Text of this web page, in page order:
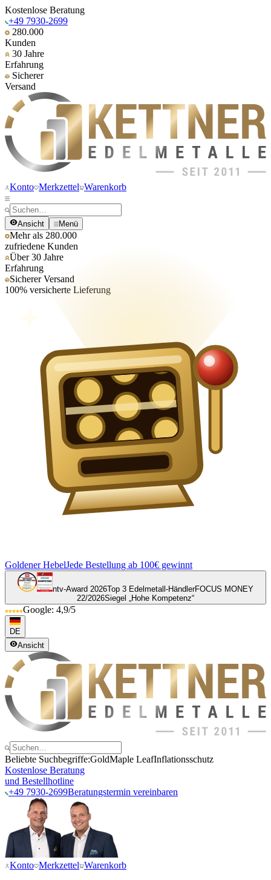
Kostenlose Beratung
+49 7930-2699
280.000
Kunden
30 Jahre
Erfahrung
Sicherer
Versand
Konto Merkzettel Warenkorb
Ansicht Menü
Mehr als 280.000
zufriedene Kunden
Über 30 Jahre
Erfahrung
Sicherer Versand
100% versicherte Lieferung
Goldener HebelJede Bestellung ab 100€ gewinnt
ntv-Award 2026Top 3 Edelmetall-HändlerFOCUS MONEY
22/2026Siegel „Hohe Kompetenz“
Google: 4,9/5
DE
Ansicht
Beliebte Suchbegriffe:GoldMaple LeafInflationsschutz
Kostenlose Beratung
und Bestellhotline
+49 7930-2699Beratungstermin vereinbaren
Konto Merkzettel Warenkorb